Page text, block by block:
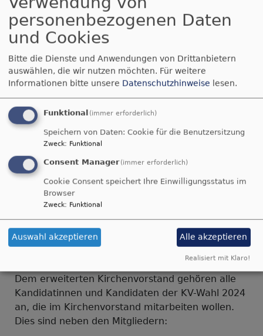
Christine Reim
Erweiterter
Kirchenvorstand
Dem erweiterten Kirchenvorstand gehören alle
Kandidatinnen und Kandidaten der KV-Wahl 2024
an, die im Kirchenvorstand mitarbeiten wollen.
Dies sind neben den Mitgliedern:
personenbezogenen Daten
und Cookies
Bitte die Dienste und Anwendungen von Drittanbietern
auswählen, die wir nutzen möchten. Für weitere
Informationen bitte unsere Datenschutzhinweise lesen.
Funktional (immer erforderlich)
Speichern von Daten: Cookie für die Benutzersitzung
Zweck: Funktional
Consent Manager (immer erforderlich)
Cookie Consent speichert Ihre Einwilligungsstatus im
Browser
Zweck: Funktional
Auswahl akzeptieren Alle akzeptieren
Realisiert mit Klaro!